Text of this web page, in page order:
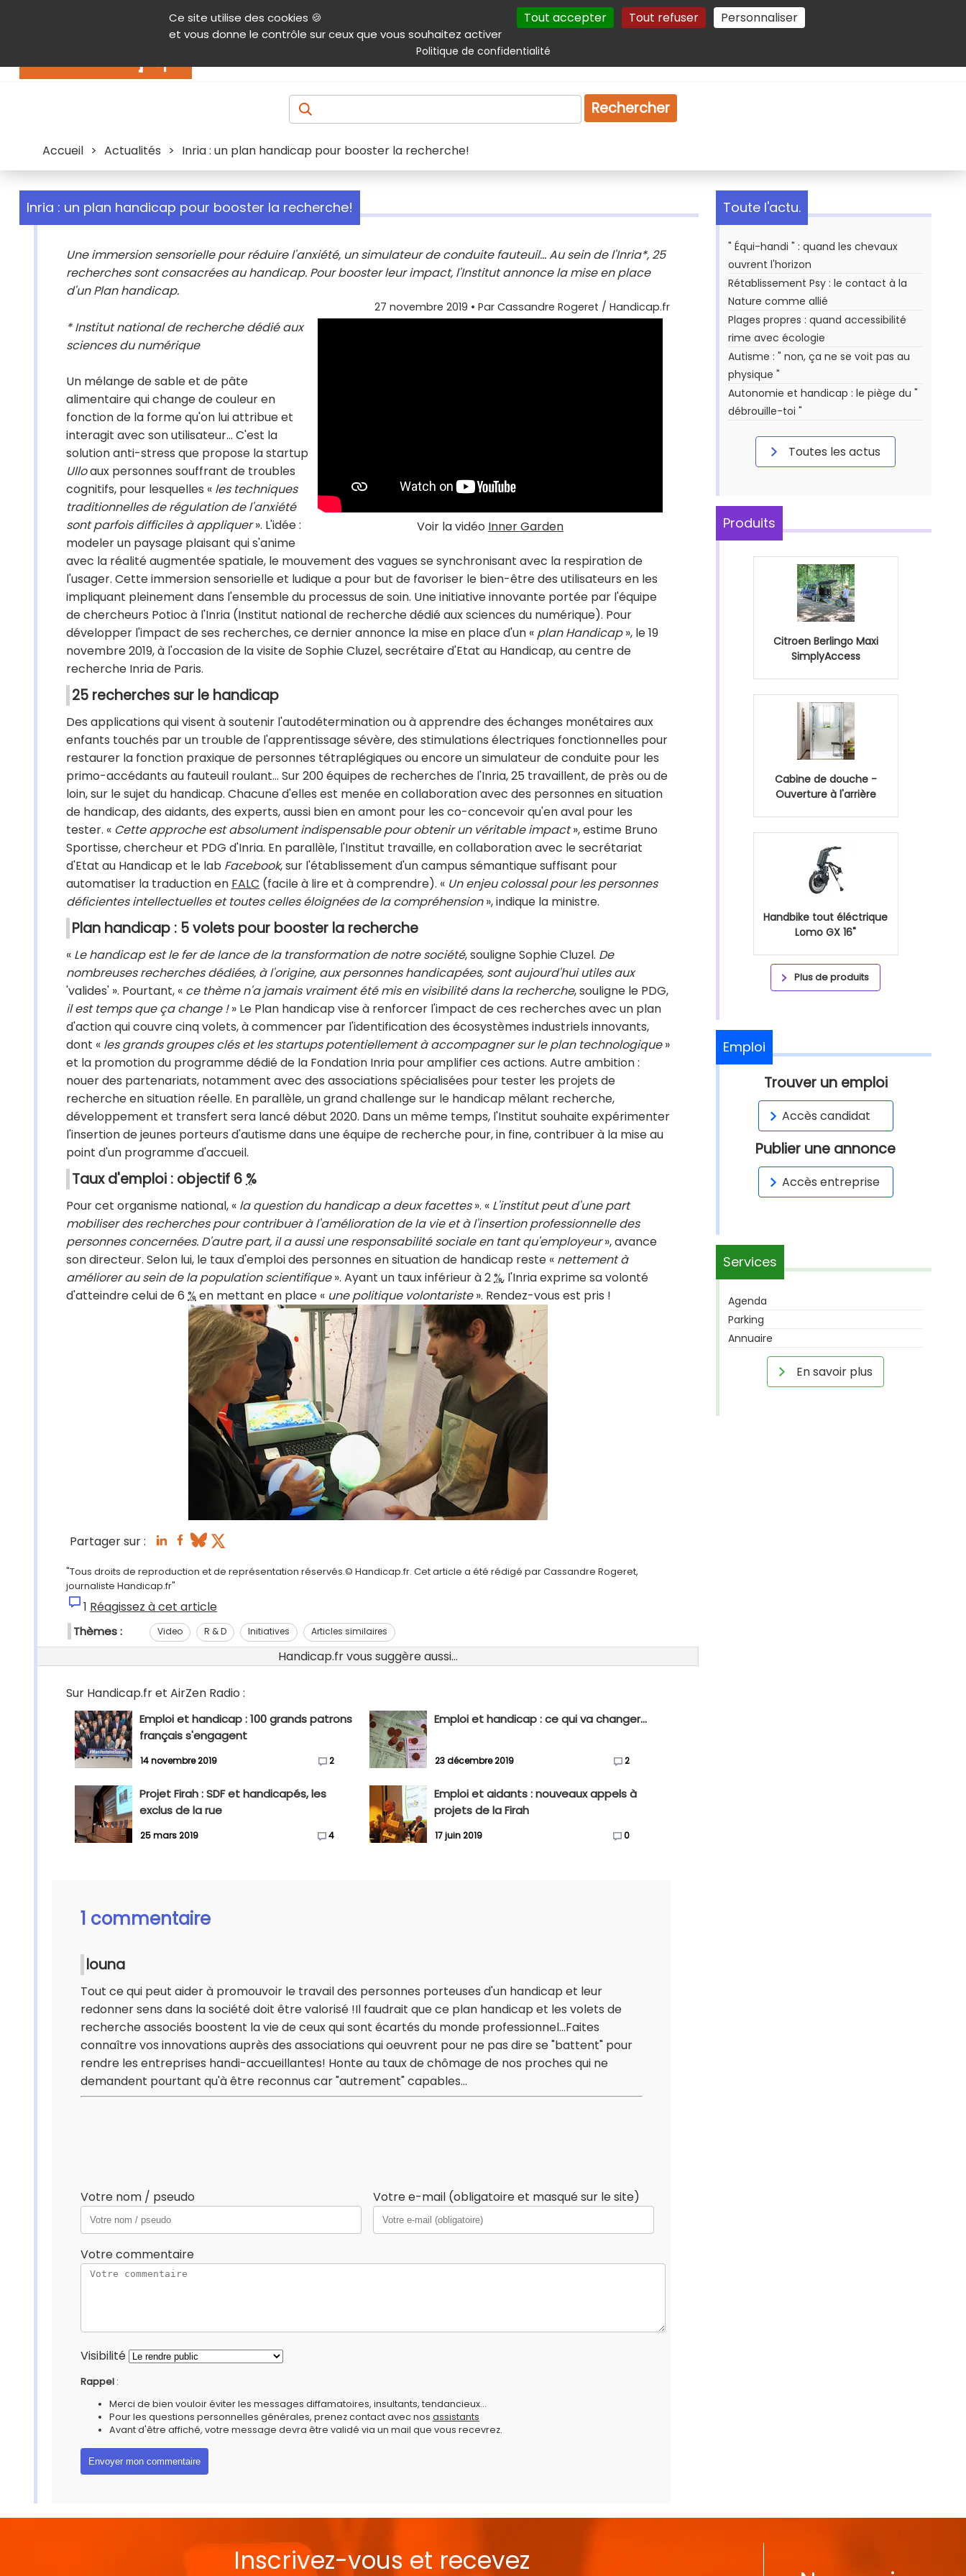
Ce site utilise des cookies 🍪
et vous donne le contrôle sur ceux que vous souhaitez activer
Tout accepter Tout refuser Personnaliser
Politique de confidentialité
Contenu Aide et accessibilité Menu principal Autres services Plan du site Gestion des cookies
Produits & services Emploi Droit
Rechercher
Accueil > Actualités > Inria : un plan handicap pour booster la recherche!
Inria : un plan handicap pour booster la recherche!
Une immersion sensorielle pour réduire l'anxiété, un simulateur de conduite fauteuil... Au sein de l'Inria*, 25
recherches sont consacrées au handicap. Pour booster leur impact, l'Institut annonce la mise en place
d'un Plan handicap.
27 novembre 2019 • Par Cassandre Rogeret / Handicap.fr
Voir la vidéo Inner Garden
* Institut national de recherche dédié aux
sciences du numérique
Un mélange de sable et de pâte
alimentaire qui change de couleur en
fonction de la forme qu'on lui attribue et
interagit avec son utilisateur... C'est la
solution anti-stress que propose la startup
Ulloaux personnes souffrant de troubles
cognitifs, pour lesquelles « les techniques
traditionnelles de régulation de l'anxiété
sont parfois difficiles à appliquer». L'idée :
modeler un paysage plaisant qui s'anime
avec la réalité augmentée spatiale, le mouvement des vagues se synchronisant avec la respiration de
l'usager. Cette immersion sensorielle et ludique a pour but de favoriser le bien-être des utilisateurs en les
impliquant pleinement dans l'ensemble du processus de soin. Une initiative innovante portée par l'équipe
de chercheurs Potioc à l'Inria (Institut national de recherche dédié aux sciences du numérique). Pour
développer l'impact de ses recherches, ce dernier annonce la mise en place d'un « plan Handicap», le 19
novembre 2019, à l'occasion de la visite de Sophie Cluzel, secrétaire d'Etat au Handicap, au centre de
recherche Inria de Paris.
25 recherches sur le handicap
Des applications qui visent à soutenir l'autodétermination ou à apprendre des échanges monétaires aux
enfants touchés par un trouble de l'apprentissage sévère, des stimulations électriques fonctionnelles pour
restaurer la fonction praxique de personnes tétraplégiques ou encore un simulateur de conduite pour les
primo-accédants au fauteuil roulant... Sur 200 équipes de recherches de l'Inria, 25 travaillent, de près ou de
loin, sur le sujet du handicap. Chacune d'elles est menée en collaboration avec des personnes en situation
de handicap, des aidants, des experts, aussi bien en amont pour les co-concevoir qu'en aval pour les
tester. « Cette approche est absolument indispensable pour obtenir un véritable impact», estime Bruno
Sportisse, chercheur et PDG d'Inria. En parallèle, l'Institut travaille, en collaboration avec le secrétariat
d'Etat au Handicap et le lab Facebook, sur l'établissement d'un campus sémantique suffisant pour
automatiser la traduction en FALC (facile à lire et à comprendre). « Un enjeu colossal pour les personnes
déficientes intellectuelles et toutes celles éloignées de la compréhension», indique la ministre.
Plan handicap : 5 volets pour booster la recherche
« Le handicap est le fer de lance de la transformation de notre société, souligne Sophie Cluzel. De
nombreuses recherches dédiées, à l'origine, aux personnes handicapées, sont aujourd'hui utiles aux
'valides' ». Pourtant, « ce thème n'a jamais vraiment été mis en visibilité dans la recherche, souligne le PDG,
il est temps que ça change !» Le Plan handicap vise à renforcer l'impact de ces recherches avec un plan
d'action qui couvre cinq volets, à commencer par l'identification des écosystèmes industriels innovants,
dont « les grands groupes clés et les startups potentiellement à accompagner sur le plan technologique»
et la promotion du programme dédié de la Fondation Inria pour amplifier ces actions. Autre ambition :
nouer des partenariats, notamment avec des associations spécialisées pour tester les projets de
recherche en situation réelle. En parallèle, un grand challenge sur le handicap mêlant recherche,
développement et transfert sera lancé début 2020. Dans un même temps, l'Institut souhaite expérimenter
l'insertion de jeunes porteurs d'autisme dans une équipe de recherche pour, in fine, contribuer à la mise au
point d'un programme d'accueil.
Taux d'emploi : objectif 6%
Pour cet organisme national, « la question du handicap a deux facettes». « L'institut peut d'une part
mobiliser des recherches pour contribuer à l'amélioration de la vie et à l'insertion professionnelle des
personnes concernées. D'autre part, il a aussi une responsabilité sociale en tant qu'employeur», avance
son directeur. Selon lui, le taux d'emploi des personnes en situation de handicap reste « nettement à
améliorer au sein de la population scientifique». Ayant un taux inférieur à 2%, l'Inria exprime sa volonté
d'atteindre celui de 6 %en mettant en place « une politique volontariste». Rendez-vous est pris !
Partager sur :
"Tous droits de reproduction et de représentation réservés.© Handicap.fr. Cet article a été rédigé par Cassandre Rogeret,
journaliste Handicap.fr"
1 Réagissez à cet article
Thèmes : Video R & D Initiatives Articles similaires
Handicap.fr vous suggère aussi...
Sur Handicap.fr et AirZen Radio :
Emploi et handicap : 100 grands patrons
français s'engagent
14 novembre 2019 2
Emploi et handicap : ce qui va changer...
23 décembre 2019 2
Projet Firah : SDF et handicapés, les
exclus de la rue
25 mars 2019 4
Emploi et aidants : nouveaux appels à
projets de la Firah
17 juin 2019 0
1 commentaire
louna
Tout ce qui peut aider à promouvoir le travail des personnes porteuses d'un handicap et leur
redonner sens dans la société doit être valorisé !Il faudrait que ce plan handicap et les volets de
recherche associés boostent la vie de ceux qui sont écartés du monde professionnel...Faites
connaître vos innovations auprès des associations qui oeuvrent pour ne pas dire se "battent" pour
rendre les entreprises handi-accueillantes! Honte au taux de chômage de nos proches qui ne
demandent pourtant qu'à être reconnus car "autrement" capables...
Votre nom / pseudo Votre e-mail (obligatoire et masqué sur le site)
Votre commentaire
Visibilité
Rappel :
Merci de bien vouloir éviter les messages diffamatoires, insultants, tendancieux...
Pour les questions personnelles générales, prenez contact avec nos assistants
Avant d'être affiché, votre message devra être validé via un mail que vous recevrez.
Toute l'actu.
" Équi-handi " : quand les chevaux
ouvrent l'horizon
Rétablissement Psy : le contact à la
Nature comme allié
Plages propres : quand accessibilité
rime avec écologie
Autisme : " non, ça ne se voit pas au
physique "
Autonomie et handicap : le piège du "
débrouille-toi "
Toutes les actus
Produits
Citroen Berlingo Maxi
SimplyAccess
Cabine de douche -
Ouverture à l'arrière
Handbike tout éléctrique
Lomo GX 16"
Plus de produits
Emploi
Trouver un emploi
Accès candidat
Publier une annonce
Accès entreprise
Services
Agenda
Parking
Annuaire
En savoir plus
Inscrivez-vous et recevez